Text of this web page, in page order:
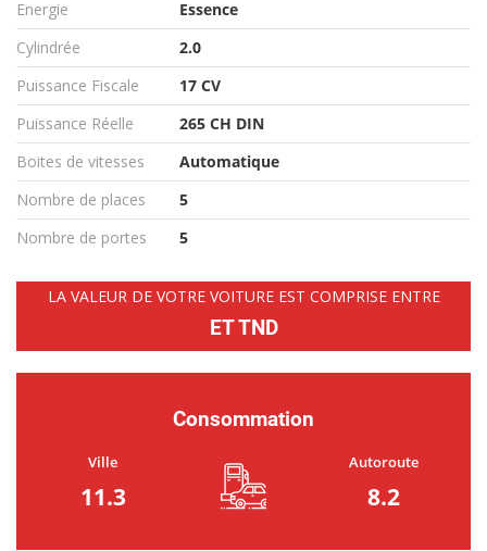
Energie
Essence
Cylindrée
2.0
Puissance Fiscale
17 CV
Puissance Réelle
265 CH DIN
Boites de vitesses
Automatique
Nombre de places
5
Nombre de portes
5
LA VALEUR DE VOTRE VOITURE EST COMPRISE ENTRE
ET TND
Consommation
Ville
11.3
Autoroute
8.2